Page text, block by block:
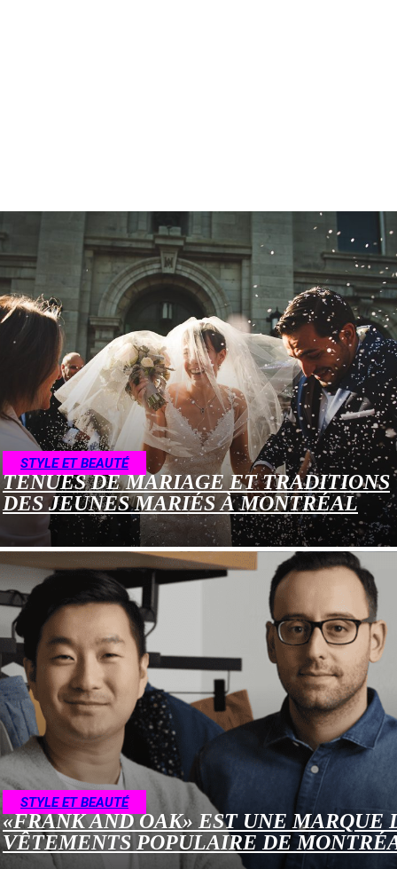
STYLE ET BEAUTÉ
TENUES DE MARIAGE ET TRADITIONS
DES JEUNES MARIÉS À MONTRÉAL
STYLE ET BEAUTÉ
«FRANK AND OAK» EST UNE MARQUE
VÊTEMENTS POPULAIRE DE